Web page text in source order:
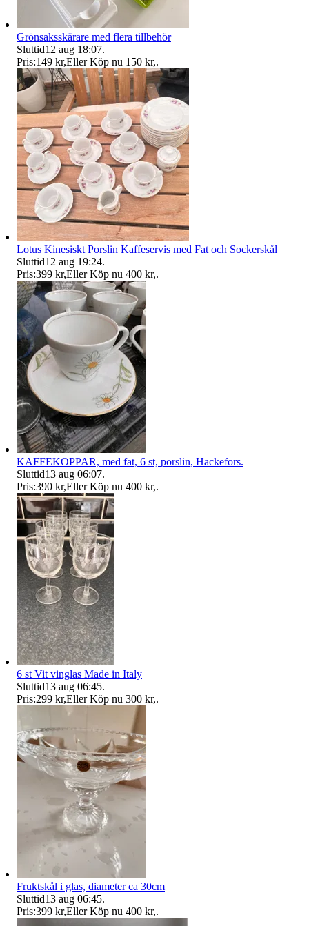
Grönsaksskärare med flera tillbehör
Sluttid12 aug 18:07.
Pris:149 kr,Eller Köp nu 150 kr,.
Lotus Kinesiskt Porslin Kaffeservis med Fat och Sockerskål
Sluttid12 aug 19:24.
Pris:399 kr,Eller Köp nu 400 kr,.
KAFFEKOPPAR, med fat, 6 st, porslin, Hackefors.
Sluttid13 aug 06:07.
Pris:390 kr,Eller Köp nu 400 kr,.
6 st Vit vinglas Made in Italy
Sluttid13 aug 06:45.
Pris:299 kr,Eller Köp nu 300 kr,.
Fruktskål i glas, diameter ca 30cm
Sluttid13 aug 06:45.
Pris:399 kr,Eller Köp nu 400 kr,.